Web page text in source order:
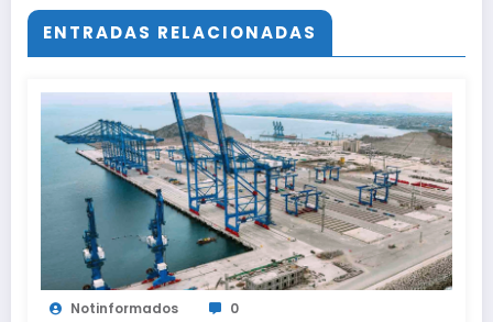
ENTRADAS RELACIONADAS
Notinformados 0